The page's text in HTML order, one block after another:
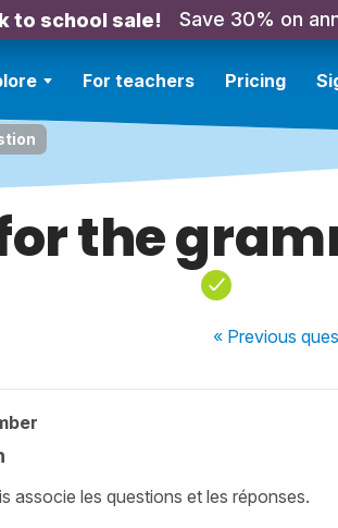
to school sale! Save 30% on
For teachers Pricing
the
« Previous
associe les questions et les réponses.